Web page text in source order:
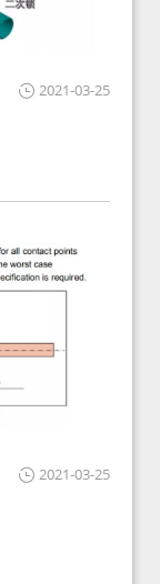
2021-03-25
2021-03-25